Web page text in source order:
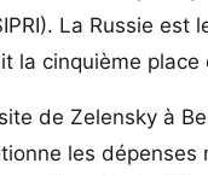
La Russie
la cinquième
de Zelensky à
les